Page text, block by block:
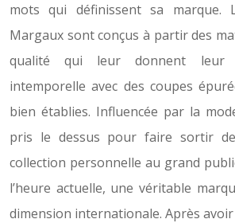
mots qui définissent sa marque.
Margaux sont conçus à partir des
qualité qui leur donnent
intemporelle avec des coupes
bien établies. Influencée par la
pris le dessus pour faire sortir
collection personnelle au grand
l’heure actuelle, une véritable
dimension internationale. Après